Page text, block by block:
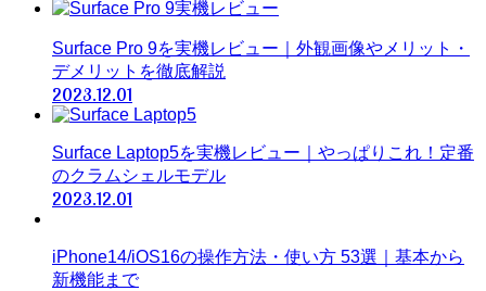
Surface Pro 9を実機レビュー｜外観画像やメリット・
デメリットを徹底解説
2023.12.01
Surface Laptop5を実機レビュー｜やっぱりこれ！定番
のクラムシェルモデル
2023.12.01
iPhone14/iOS16の操作方法・使い方 53選｜基本から
新機能まで